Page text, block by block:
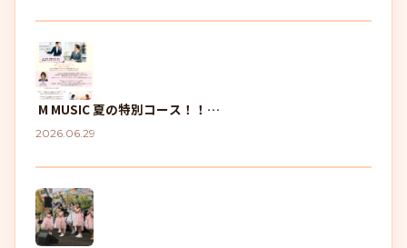
M MUSIC 夏の特別コース！！…
2026.06.29